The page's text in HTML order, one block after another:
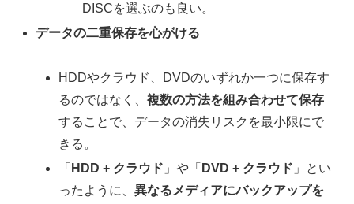
DISCを選ぶのも良い。
データの二重保存を心がける
HDDやクラウド、DVDのいずれか一つに保存す
るのではなく、複数の方法を組み合わせて保存
することで、データの消失リスクを最小限にで
きる。
「 HDD + クラウド 」や「 DVD + クラウド 」とい
ったように、異なるメディアにバックアップを